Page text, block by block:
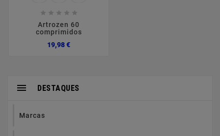
    
Artrozen 60
comprimidos
19,98 €Preço
DESTAQUES

Marcas